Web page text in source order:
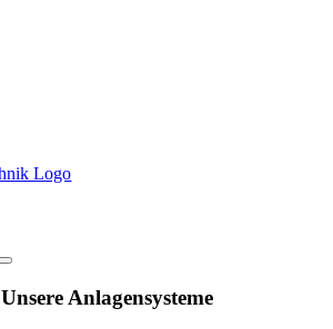
Unsere Anlagensysteme